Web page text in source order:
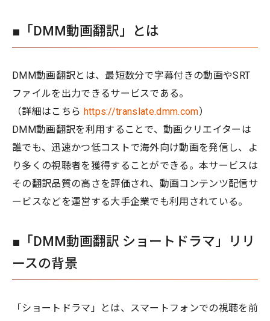
■「DMM動画翻訳」とは
DMM動画翻訳とは、最短数分で字幕付きの動画やSRT
ファイルを出力できるサービスである。
（詳細はこちら https://translate.dmm.com）
DMM動画翻訳を利用することで、動画クリエイターは
誰でも、迅速かつ低コストで海外向け動画を発信し、よ
り多くの視聴者を獲得することができる。本サービスは
その翻訳品質の高さを評価され、動画コンテンツ配信サ
ービスなどを運営する大手企業でも利用されている。
■「DMM動画翻訳 ショートドラマ」リリ
ースの背景
「ショートドラマ」とは、スマートフォンでの視聴を前